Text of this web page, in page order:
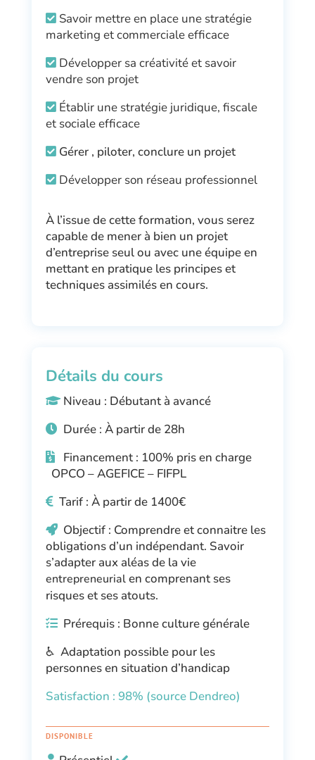
Savoir mettre en place une stratégie
marketing et commerciale efficace
Développer sa créativité et savoir
vendre son projet
Établir une stratégie juridique, fiscale
et sociale efficace
Gérer , piloter, conclure un projet
Développer son réseau professionnel
À l’issue de cette formation, vous serez
capable de mener à bien un projet
d’entreprise seul ou avec une équipe en
mettant en pratique les principes et
techniques assimilés en cours.
Détails du cours
Niveau : Débutant à avancé
Durée : À partir de28h
Financement : 100% pris en charge
OPCO – AGEFICE – FIFPL
Tarif : À partir de 1400€
Objectif : Comprendre et connaitre les
obligations d’un indépendant. Savoir
s’adapter aux aléas de la vie
entrepreneurialen comprenant ses
risques et ses atouts.
Prérequis : Bonne culture générale
♿ Adaptation possible pour les
personnes en situation d’handicap
Satisfaction : 98% (source Dendreo)
DISPONIBLE